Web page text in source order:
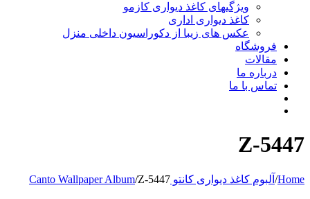
ویژگیهای کاغذ دیواری کازمو
کاغذ دیواری اداری
عکس های زیبا از دکوراسیون داخلی منزل
فروشگاه
مقالات
درباره ما
تماس با ما
Z-5447
Home
/ آلبوم کاغذ دیواری کانتو Canto Wallpaper Album /Z-5447